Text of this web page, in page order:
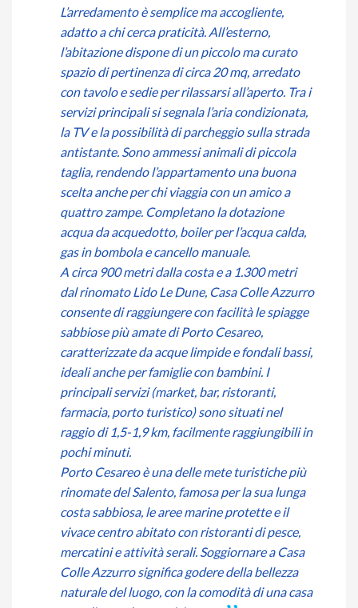
L’arredamento è semplice ma accogliente,
adatto a chi cerca praticità. All’esterno,
l’abitazione dispone di un piccolo ma curato
spazio di pertinenza di circa 20 mq, arredato
con tavolo e sedie per rilassarsi all’aperto. Tra i
servizi principali si segnala l’aria condizionata,
la TV e la possibilità di parcheggio sulla strada
antistante. Sono ammessi animali di piccola
taglia, rendendo l’appartamento una buona
scelta anche per chi viaggia con un amico a
quattro zampe. Completano la dotazione
acqua da acquedotto, boiler per l’acqua calda,
gas in bombola e cancello manuale.
A circa 900 metri dalla costa e a 1.300 metri
dal rinomato Lido Le Dune, Casa Colle Azzurro
consente di raggiungere con facilità le spiagge
sabbiose più amate di Porto Cesareo,
caratterizzate da acque limpide e fondali bassi,
ideali anche per famiglie con bambini. I
principali servizi (market, bar, ristoranti,
farmacia, porto turistico) sono situati nel
raggio di 1,5-1,9 km, facilmente raggiungibili in
pochi minuti.
Porto Cesareo è una delle mete turistiche più
rinomate del Salento, famosa per la sua lunga
costa sabbiosa, le aree marine protette e il
vivace centro abitato con ristoranti di pesce,
mercatini e attività serali. Soggiornare a Casa
Colle Azzurro significa godere della bellezza
naturale del luogo, con la comodità di una casa